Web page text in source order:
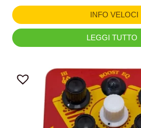
INFO VELOCI
LEGGI TUTTO